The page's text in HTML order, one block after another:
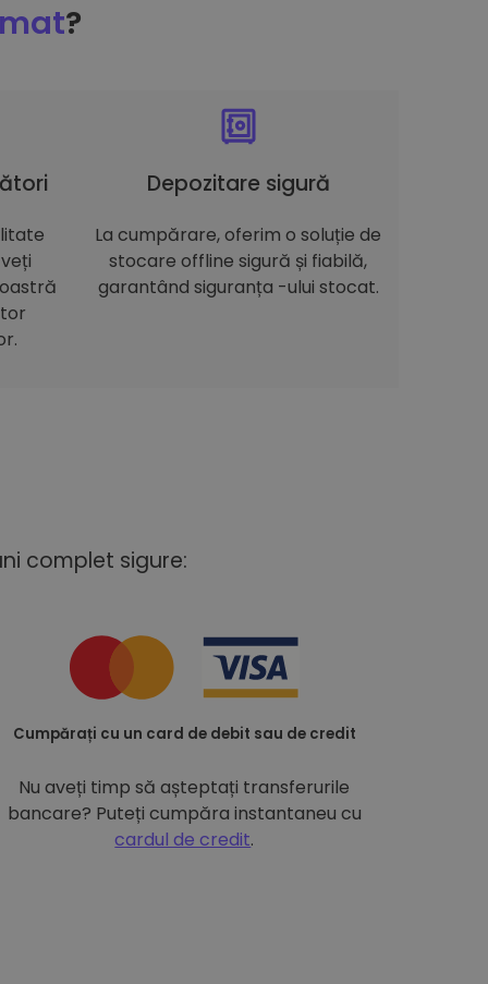
?
Depozitare sigură
La cumpărare, oferim o soluție de
stocare offline sigură și fiabilă,
garantând siguranța -ului stocat.
complet sigure:
Cumpărați cu un card de debit sau de credit
Nu aveți timp să așteptați transferurile
bancare? Puteți cumpăra instantaneu cu
cardul de credit.